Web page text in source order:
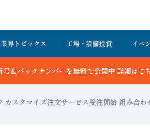
業界トピックス 工場・設備投資 イベ
で公開中 詳細はこちら
カスタマイズ注文サービス受注開始 組み合わ